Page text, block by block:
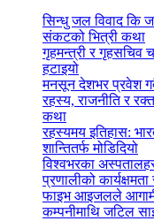
सिन्धु जल विवाद कि
संकटको भित्री कथा
गृहमन्त्री र गृहसचिव
हटाइयो
मनसून देशभर प्रवेश
रहस्य, राजनीति र
कथा
रहस्यमय इतिहास:
शान्तितर्फ मोडिदियो
विश्वभरका
प्रणालीको
फाइभ आइजलले
कम्पनीमाथि जटिल